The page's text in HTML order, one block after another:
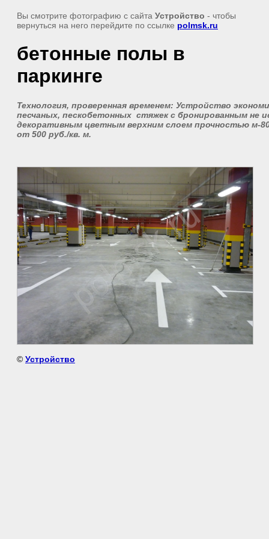
Вы смотрите фотографию с сайта Устройство - чтобы
вернуться на него перейдите по ссылке polmsk.ru
бетонные полы в
паркинге
Технология, проверенная временем: Устройство
песчаных, пескобетонных стяжек с бронированным не
декоративным цветным верхним слоем прочностью м-
от 500 руб./кв. м.
© Устройство